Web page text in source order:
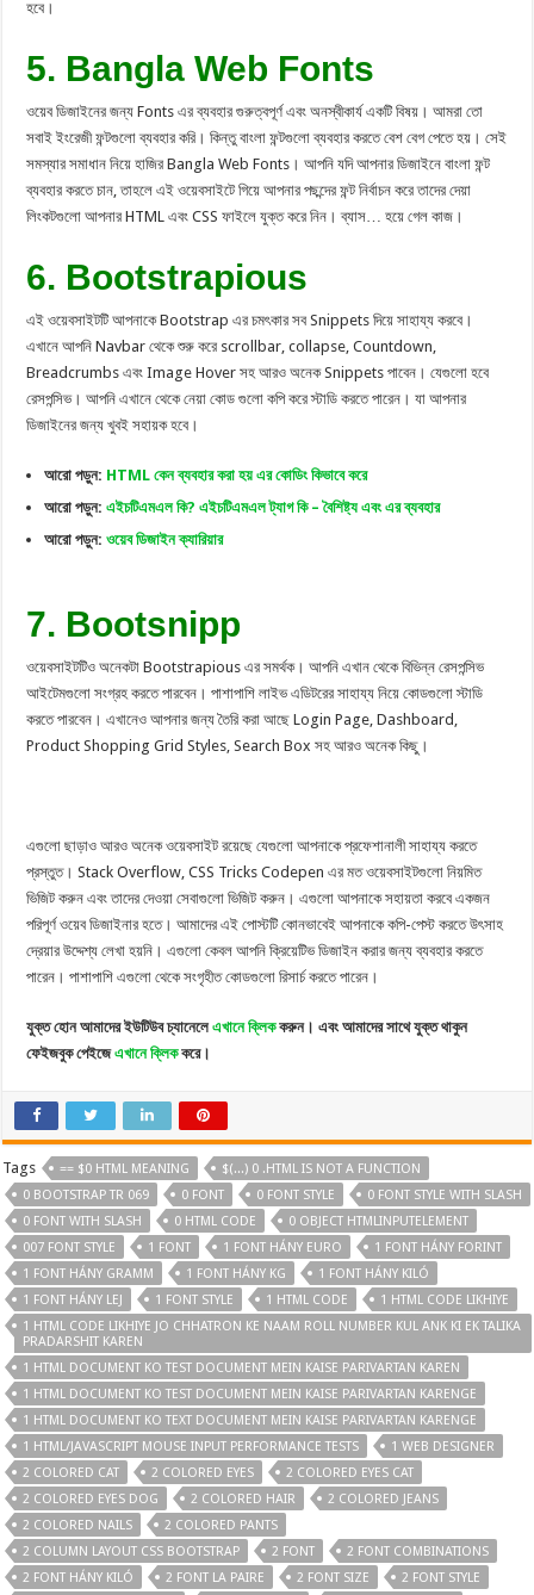
হবে।
5. Bangla Web Fonts
ওয়েব ডিজাইনের জন্য Fonts এর ব্যবহার গুরুত্বপূর্ণ এবং অনস্বীকার্য একটি বিষয়। আমরা তো
সবাই ইংরেজী ফন্টগুলো ব্যবহার করি। কিন্তু বাংলা ফন্টগুলো ব্যবহার করতে বেশ বেগ পেতে হয়। সেই
সমস্যার সমাধান নিয়ে হাজির Bangla Web Fonts। আপনি যদি আপনার ডিজাইনে বাংলা ফন্ট
ব্যবহার করতে চান, তাহলে এই ওয়েবসাইটে গিয়ে আপনার পছন্দের ফন্ট নির্বাচন করে তাদের দেয়া
লিংকটগুলো আপনার HTML এবং CSS ফাইলে যুক্ত করে নিন। ব্যাস… হয়ে গেল কাজ।
6. Bootstrapious
এই ওয়েবসাইটটি আপনাকে Bootstrap এর চমৎকার সব Snippets দিয়ে সাহায্য করবে।
এখানে আপনি Navbar থেকে শুরু করে scrollbar, collapse, Countdown,
Breadcrumbs এবং Image Hover সহ আরও অনেক Snippets পাবেন। যেগুলো হবে
রেসপন্সিভ। আপনি এখানে থেকে নেয়া কোড গুলো কপি করে স্টাডি করতে পারেন। যা আপনার
ডিজাইনের জন্য খুবই সহায়ক হবে।
আরো পড়ুন: HTML কেন ব্যবহার করা হয় এর কোডিং কিভাবে করে
আরো পড়ুন:এইচটিএমএল কি? এইচটিএমএল ট্যাগ কি – বৈশিষ্ট্য এবং এর ব্যবহার
আরো পড়ুন:ওয়েব ডিজাইন ক্যারিয়ার
7. Bootsnipp
ওয়েবসাইটটিও অনেকটা Bootstrapious এর সমর্থক। আপনি এখান থেকে বিভিন্ন রেসপন্সিভ
আইটেমগুলো সংগ্রহ করতে পারবেন। পাশাপাশি লাইভ এডিটরের সাহায্য নিয়ে কোডগুলো স্টাডি
করতে পারবেন। এখানেও আপনার জন্য তৈরি করা আছে Login Page, Dashboard,
Product Shopping Grid Styles, Search Box সহ আরও অনেক কিছু।
এগুলো ছাড়াও আরও অনেক ওয়েবসাইট রয়েছে যেগুলো আপনাকে প্রফেশানালী সাহায্য করতে
প্রস্তুত। Stack Overflow, CSS Tricks Codepen এর মত ওয়েবসাইটগুলো নিয়মিত
ভিজিট করুন এবং তাদের দেওয়া সেবাগুলো ভিজিট করুন। এগুলো আপনাকে সহায়তা করবে একজন
পরিপূর্ণ ওয়েব ডিজাইনার হতে। আমাদের এই পোস্টটি কোনভাবেই আপনাকে কপি-পেস্ট করতে উৎসাহ
দে্রয়ার উদ্দেশ্য লেখা হয়নি। এগুলো কেবল আপনি ক্রিয়েটিভ ডিজাইন করার জন্য ব্যবহার করতে
পারেন। পাশাপাশি এগুলো থেকে সংগৃহীত কোডগুলো রিসার্চ করতে পারেন।
যুক্ত হোন আমাদের ইউটিউব চ্যানেলেএখানে ক্লিককরুন। এবং আমাদের সাথে যুক্ত থাকুন
ফেইজবুক পেইজেএখানে ক্লিককরে।
Tags == $0 HTML MEANING
$(...) 0 .HTML IS NOT A FUNCTION
0 BOOTSTRAP TR 069
0 FONT 0 FONT STYLE
0 FONT STYLE WITH SLASH
0 FONT WITH SLASH
0 HTML CODE
0 OBJECT HTMLINPUTELEMENT
007 FONT STYLE
1 FONT 1 FONT HÁNY EURO
1 FONT HÁNY FORINT
1 FONT HÁNY GRAMM
1 FONT HÁNY KG
1 FONT HÁNY KILÓ
1 FONT HÁNY LEJ
1 FONT STYLE 1 HTML CODE
1 HTML CODE LIKHIYE
1 HTML CODE LIKHIYE JO CHHATRON KE NAAM ROLL NUMBER KUL ANK KI EK TALIKA
PRADARSHIT KAREN
1 HTML DOCUMENT KO TEST DOCUMENT MEIN KAISE PARIVARTAN KAREN
1 HTML DOCUMENT KO TEST DOCUMENT MEIN KAISE PARIVARTAN KARENGE
1 HTML DOCUMENT KO TEXT DOCUMENT MEIN KAISE PARIVARTAN KARENGE
1 HTML/JAVASCRIPT MOUSE INPUT PERFORMANCE TESTS
1 WEB DESIGNER
2 COLORED CAT
2 COLORED EYES
2 COLORED EYES CAT
2 COLORED EYES DOG
2 COLORED HAIR
2 COLORED JEANS
2 COLORED NAILS
2 COLORED PANTS
2 COLUMN LAYOUT CSS BOOTSTRAP
2 FONT
2 FONT COMBINATIONS
2 FONT HÁNY KILÓ
2 FONT LA PAIRE 2 FONT SIZE
2 FONT STYLE